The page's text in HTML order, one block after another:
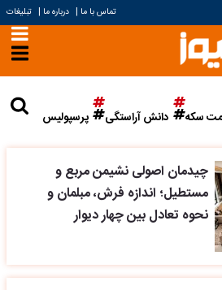
تماس با ما | درباره ما | تبلیغات
سکه دانش آراستگی پرسپولیس
چیدمان اصولی نشیمن مربع و
مستطیل؛ اندازه فرش، مبلمان و
نحوه تعادل بین چهار دیوار